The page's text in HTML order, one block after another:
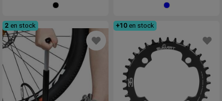
2 en stock +10 en stock